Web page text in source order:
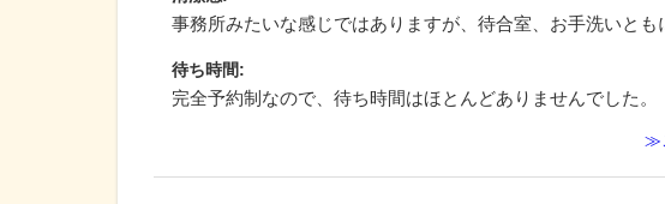
事務所みたいな感じではありますが、待合室、お手洗いとも
待ち時間:
完全予約制なので、待ち時間はほとんどありませんでした。
≫